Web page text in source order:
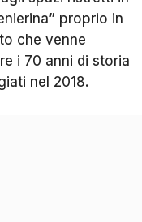
proprio in
che venne
i 70 anni di storia
nel 2018.